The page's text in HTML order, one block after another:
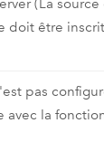
(La
doit être
pas
avec la